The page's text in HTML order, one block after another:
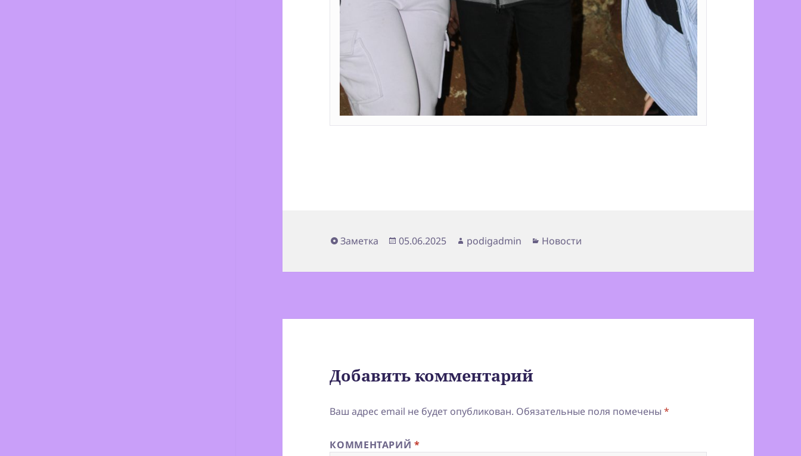
Формат
Заметка Опубликовано
05.06.2025 Автор
podigadmin Рубрики
Новости
Добавить комментарий
Ваш адрес email не будет опубликован. Обязательные поля помечены*
КОММЕНТАРИЙ*